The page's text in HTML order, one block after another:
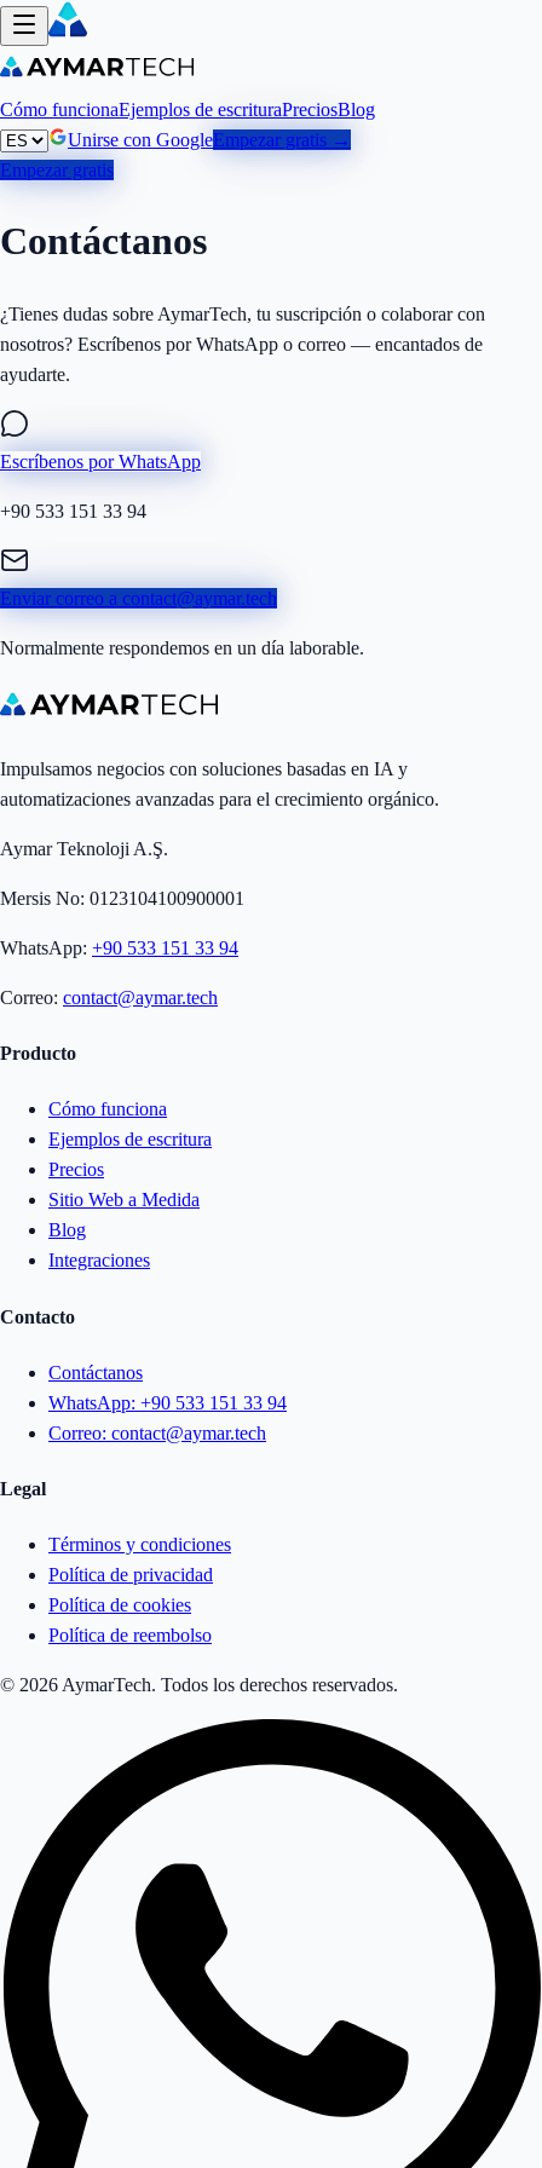
Cómo funcionaEjemplos de escrituraPreciosBlog
Unirse con GoogleEmpezar gratis →
Empezar gratis
Contáctanos
¿Tienes dudas sobre AymarTech, tu suscripción o colaborar con
nosotros? Escríbenos por WhatsApp o correo — encantados de
ayudarte.
Escríbenos por WhatsApp
+90 533 151 33 94
Enviar correo a contact@aymar.tech
Normalmente respondemos en un día laborable.
Impulsamos negocios con soluciones basadas en IA y
automatizaciones avanzadas para el crecimiento orgánico.
Aymar Teknoloji A.Ş.
Mersis No: 0123104100900001
WhatsApp: +90 533 151 33 94
Correo: contact@aymar.tech
Producto
Cómo funciona
Ejemplos de escritura
Precios
Sitio Web a Medida
Blog
Integraciones
Contacto
Contáctanos
WhatsApp: +90 533 151 33 94
Correo: contact@aymar.tech
Legal
Términos y condiciones
Política de privacidad
Política de cookies
Política de reembolso
© 2026 AymarTech. Todos los derechos reservados.